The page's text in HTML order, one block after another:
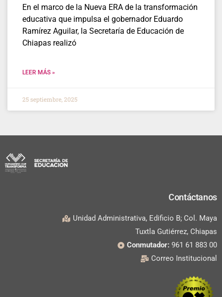
En el marco de la Nueva ERA de la transformación
educativa que impulsa el gobernador Eduardo
Ramírez Aguilar, la Secretaría de Educación de
Chiapas realizó
LEER MÁS »
25 septiembre, 2025
Contáctanos
Unidad Administrativa, Edificio B; Col. Maya
Tuxtla Gutiérrez, Chiapas
Conmutador: 961 61 883 00
Correo Institucional